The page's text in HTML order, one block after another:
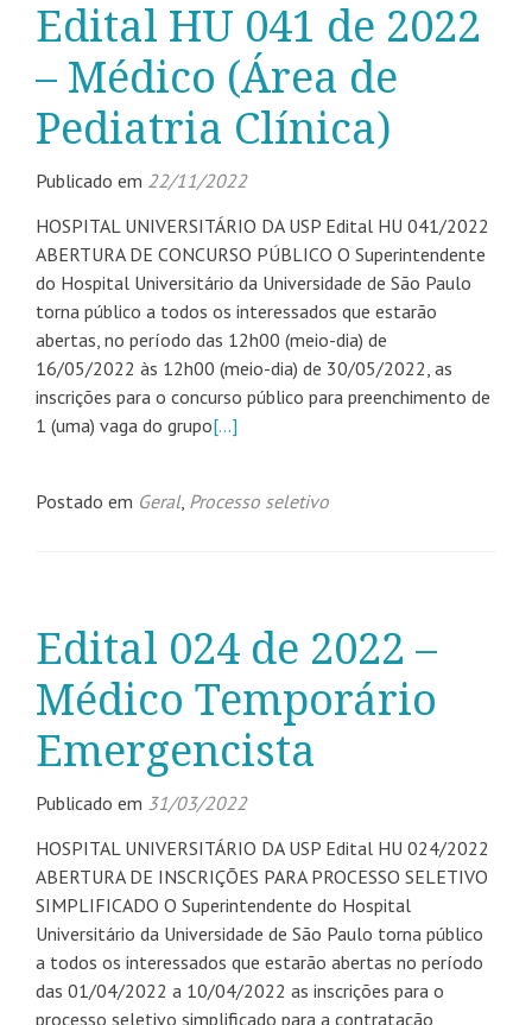
Edital HU 041 de 2022
– Médico (Área de
Pediatria Clínica)
Publicado em 22/11/2022
HOSPITAL UNIVERSITÁRIO DA USP Edital HU 041/2022
ABERTURA DE CONCURSO PÚBLICO O Superintendente
do Hospital Universitário da Universidade de São Paulo
torna público a todos os interessados que estarão
abertas, no período das 12h00 (meio-dia) de
16/05/2022 às 12h00 (meio-dia) de 30/05/2022, as
inscrições para o concurso público para preenchimento de
1 (uma) vaga do grupo[…]
Postado em Geral, Processo seletivo
Edital 024 de 2022 –
Médico Temporário
Emergencista
Publicado em 31/03/2022
HOSPITAL UNIVERSITÁRIO DA USP Edital HU 024/2022
ABERTURA DE INSCRIÇÕES PARA PROCESSO SELETIVO
SIMPLIFICADO O Superintendente do Hospital
Universitário da Universidade de São Paulo torna público
a todos os interessados que estarão abertas no período
das 01/04/2022 a 10/04/2022 as inscrições para o
processo seletivo simplificado para a contratação